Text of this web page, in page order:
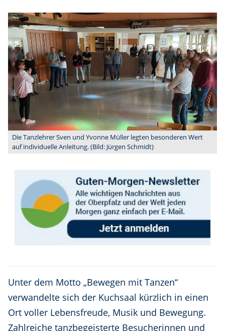
Die Tanzlehrer Sven und Yvonne Müller legten besonderen Wert
auf individuelle Anleitung. (Bild: Jürgen Schmidt)
Unter dem Motto „Bewegen mit Tanzen“
verwandelte sich der Kuchsaal kürzlich in einen
Ort voller Lebensfreude, Musik und Bewegung.
Zahlreiche tanzbegeisterte Besucherinnen und